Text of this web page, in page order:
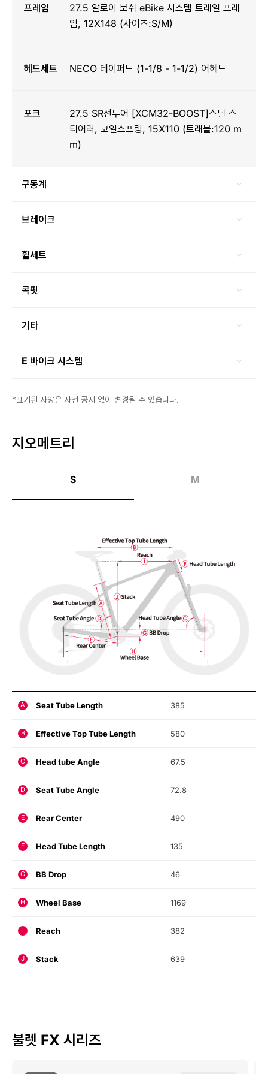
프레임
27.5 알로이 보쉬 eBike 시스템 트레일 프레
임, 12X148 (사이즈:S/M)
헤드세트 NECO 테이퍼드 (1-1/8 - 1-1/2) 어헤드
포크
27.5 SR선투어 [XCM32-BOOST]스틸 스
티어러, 코일스프링, 15X110 (트래블:120 m
m)
구동계
브레이크
휠세트
콕핏
기타
E 바이크 시스템
*표기된 사양은 사전 공지 없이 변경될 수 있습니다.
지오메트리
S M
A Seat Tube Length 385
B Effective Top Tube Length 580
C Head tube Angle 67.5
D Seat Tube Angle 72.8
E Rear Center 490
F Head Tube Length 135
G BB Drop 46
H Wheel Base 1169
I Reach 382
J Stack 639
불렛 FX 시리즈